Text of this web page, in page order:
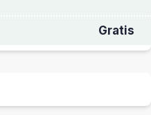
Gratis